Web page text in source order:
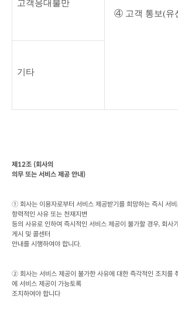
④ 고객 통보(유
고객응대불만
기타
제 12조 (회사의
의무 또는 서비스 제공 안내 )
① 회사는 이용자로부터 서비스 제공받기를 희망하는 즉시 서
항력적인 사유 또는 천재지변
등의 사유로 인하여 즉시적인 서비스 제공이 불가할 경우, 회사
게시 및 콜센터
안내를 시행하여야 합니다.
② 회사는 서비스 제공이 불가한 사유에 대한 즉각적인 조치를
에 서비스 제공이 가능토록
조치하여야 합니다